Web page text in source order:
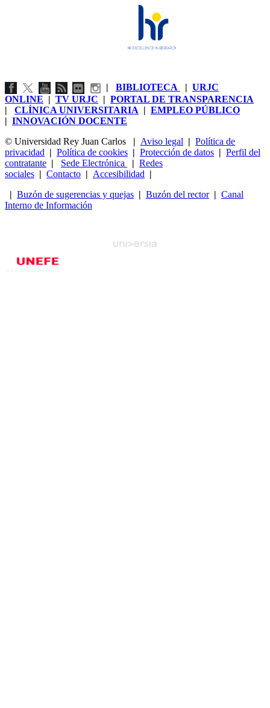
| BIBLIOTECA | URJC
ONLINE | TV URJC | PORTAL DE TRANSPARENCIA
| CLÍNICA UNIVERSITARIA | EMPLEO PÚBLICO
| INNOVACIÓN DOCENTE
© Universidad Rey Juan Carlos
| Aviso legal | Política de
privacidad | Política de cookies | Protección de datos | Perfil del
contratante | Sede Electrónica | Redes
sociales | Contacto | Accesibilidad |
| Buzón de sugerencias y quejas | Buzón del rector| Canal
Interno de Información